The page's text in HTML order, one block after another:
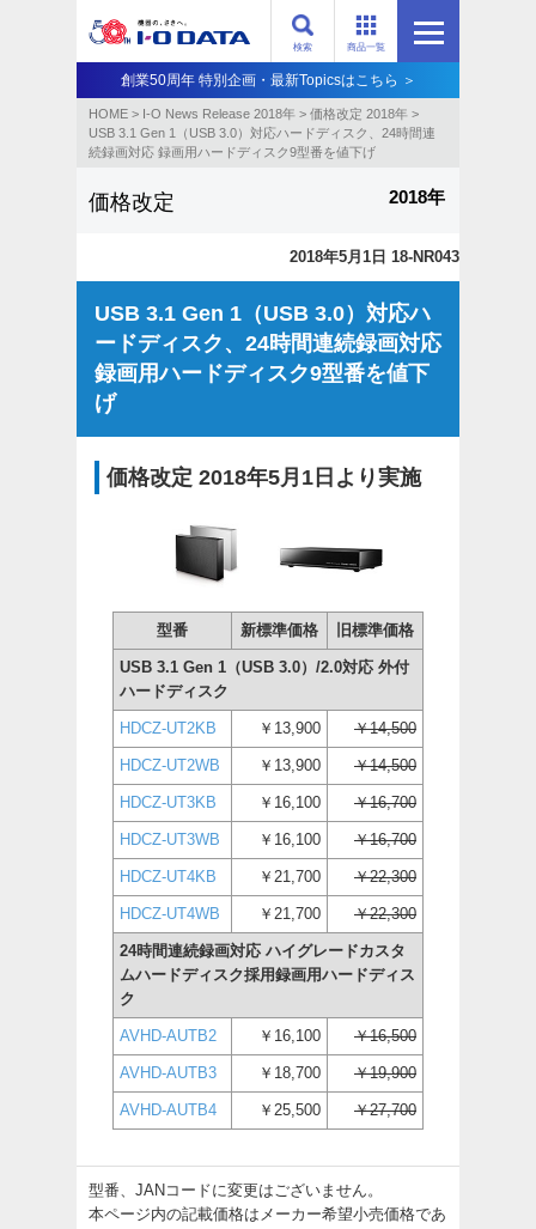
商品一覧
検索
創業50周年 特別企画・最新Topicsはこちら ＞
HOME > I-O News Release 2018年 > 価格改定 2018年 >
USB 3.1 Gen 1（USB 3.0）対応ハードディスク、24時間連
続録画対応 録画用ハードディスク9型番を値下げ
価格改定 2018年
2018年5月1日 18-NR043
USB 3.1 Gen 1（USB 3.0）対応ハ
ードディスク、24時間連続録画対応
録画用ハードディスク9型番を値下
げ
価格改定 2018年5月1日より実施
型番 新標準価格 旧標準価格
USB 3.1 Gen 1（USB 3.0）/2.0対応 外付
ハードディスク
HDCZ-UT2KB ￥13,900 ￥14,500
HDCZ-UT2WB ￥13,900 ￥14,500
HDCZ-UT3KB ￥16,100 ￥16,700
HDCZ-UT3WB ￥16,100 ￥16,700
HDCZ-UT4KB ￥21,700 ￥22,300
HDCZ-UT4WB ￥21,700 ￥22,300
24時間連続録画対応 ハイグレードカスタ
ムハードディスク採用録画用ハードディス
ク
AVHD-AUTB2 ￥16,100 ￥16,500
AVHD-AUTB3 ￥18,700 ￥19,900
AVHD-AUTB4 ￥25,500 ￥27,700
型番、JANコードに変更はございません。
本ページ内の記載価格はメーカー希望小売価格であ